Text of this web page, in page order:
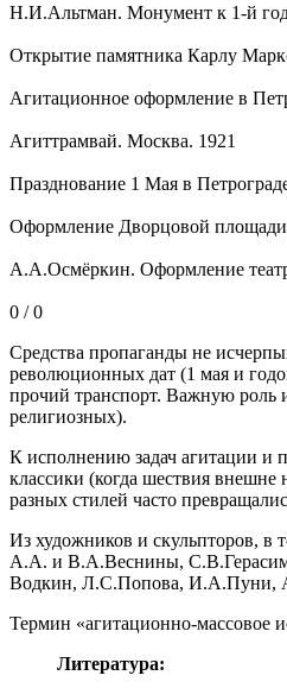
Н.И.Альтман. Монумент к 1-й
Открытие памятника Карлу
Агитационное оформление в
Агиттрамвай. Москва. 1921
Празднование 1 Мая в
Оформление Дворцовой площади
А.А.Осмёркин. Оформление
0 / 0
Средства пропаганды не
революционных дат (1 мая и
прочий транспорт. Важную роль
религиозных).
К исполнению задач агитации и
классики (когда шествия внешне
разных стилей часто
Из художников и скульпторов, в
А.А. и В.А.Веснины,
Водкин, Л.С.Попова, И.А.Пуни,
Термин «агитационно-массовое
Литература: